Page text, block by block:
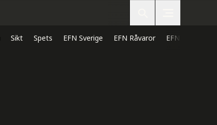
Sikt Spets EFN Sverige EFN Råvaror EFN Direkt